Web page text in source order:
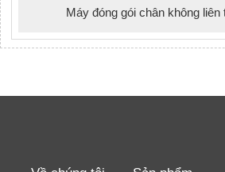
Máy đóng gói chân không liên